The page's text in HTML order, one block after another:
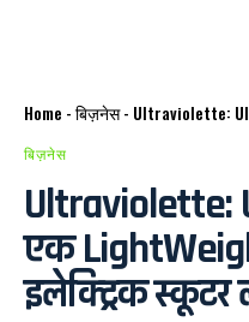
Home -बिज़नेस- Ultraviolette: Ultraviolette
बिज़नेस
Ultraviolette:
एक
इलेक्ट्रिक स्कूटर